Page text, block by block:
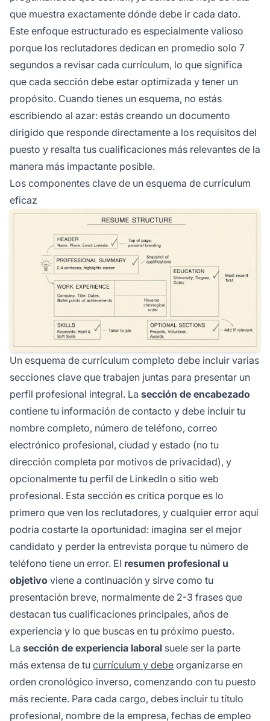
que muestra exactamente dónde debe ir cada dato.
Este enfoque estructurado es especialmente valioso
porque los reclutadores dedican en promedio solo 7
segundos a revisar cada currículum, lo que significa
que cada sección debe estar optimizada y tener un
propósito. Cuando tienes un esquema, no estás
escribiendo al azar: estás creando un documento
dirigido que responde directamente a los requisitos del
puesto y resalta tus cualificaciones más relevantes de la
manera más impactante posible.
Los componentes clave de un esquema de currículum
eficaz
Un esquema de currículum completo debe incluir varias
secciones clave que trabajen juntas para presentar un
perfil profesional integral. La sección de encabezado
contiene tu información de contacto y debe incluir tu
nombre completo, número de teléfono, correo
electrónico profesional, ciudad y estado (no tu
dirección completa por motivos de privacidad), y
opcionalmente tu perfil de LinkedIn o sitio web
profesional. Esta sección es crítica porque es lo
primero que ven los reclutadores, y cualquier error aquí
podría costarte la oportunidad: imagina ser el mejor
candidato y perder la entrevista porque tu número de
teléfono tiene un error. El resumen profesional u
objetivo viene a continuación y sirve como tu
presentación breve, normalmente de 2-3 frases que
destacan tus cualificaciones principales, años de
experiencia y lo que buscas en tu próximo puesto.
La sección de experiencia laboral suele ser la parte
más extensa de tu currículum y debe organizarse en
orden cronológico inverso, comenzando con tu puesto
más reciente. Para cada cargo, debes incluir tu título
profesional, nombre de la empresa, fechas de empleo